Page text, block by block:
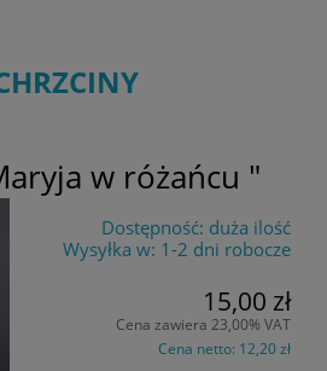
w różańcu "
Dostępność: duża ilość
Wysyłka w: 1-2 dni robocze
15,00 zł
Cena zawiera 23,00% VAT
Cena netto: 12,20 zł